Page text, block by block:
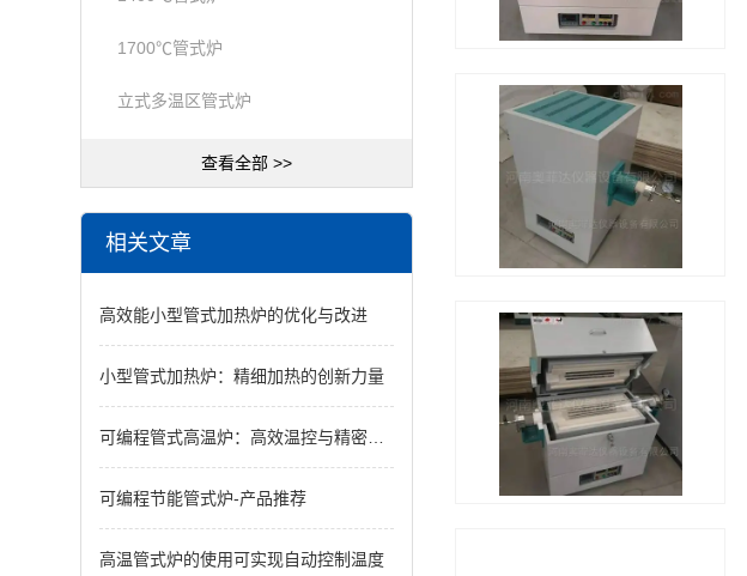
1700℃管式炉
立式多温区管式炉
查看全部 >>
相关文章
高效能小型管式加热炉的优化与改进
小型管式加热炉：精细加热的创新力量
可编程管式高温炉：高效温控与精密实验的理想选择
可编程节能管式炉-产品推荐
高温管式炉的使用可实现自动控制温度